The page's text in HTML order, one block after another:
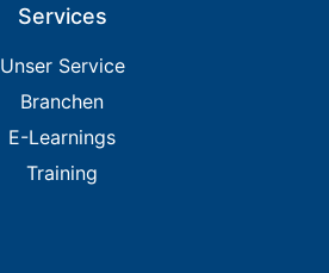
Services
Unser Service
Branchen
E-Learnings
Training